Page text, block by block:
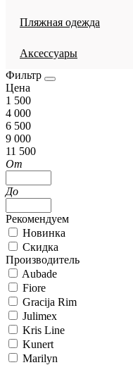
Пляжная одежда
Аксессуары
Фильтр
Цена
1 500
4 000
6 500
9 000
11 500
От
До
Рекомендуем
Новинка
Скидка
Производитель
Aubade
Fiore
Gracija Rim
Julimex
Kris Line
Kunert
Marilyn